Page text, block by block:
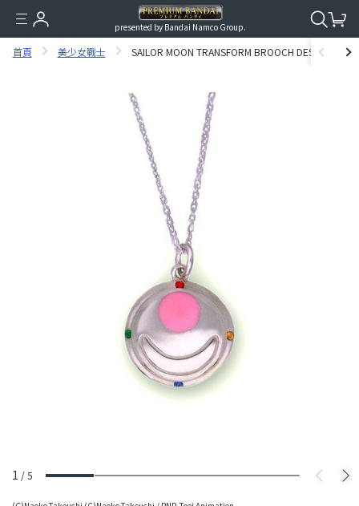
presented by Bandai Namco Group.
首頁 美少女戰士 SAILOR MOON TRANSFORM BROOCH DESIGN
1 /5